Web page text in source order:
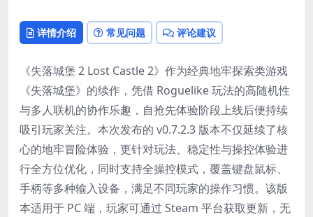
详情介绍 常见问题 评论建议
《失落城堡 2 Lost Castle 2》作为经典地牢探索类游戏
《失落城堡》的续作，凭借 Roguelike 玩法的高随机性
与多人联机的协作乐趣，自抢先体验阶段上线后便持续
吸引玩家关注。本次发布的 v0.7.2.3 版本不仅延续了核
心的地牢冒险体验，更针对玩法、稳定性与操控体验进
行全方位优化，同时支持全操控模式，覆盖键盘鼠标、
手柄等多种输入设备，满足不同玩家的操作习惯。该版
本适用于 PC 端，玩家可通过 Steam 平台获取更新，无